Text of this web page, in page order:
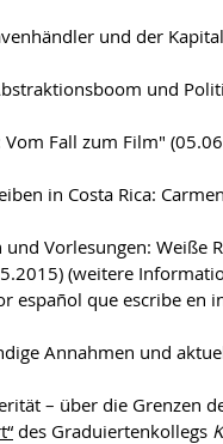
und der
und
Vom Fall zum Film"
in Costa Rica:
Vorlesungen: Weiße
(weitere
español que escribe en
Annahmen und
– über die Grenzen
des Graduiertenkollegs